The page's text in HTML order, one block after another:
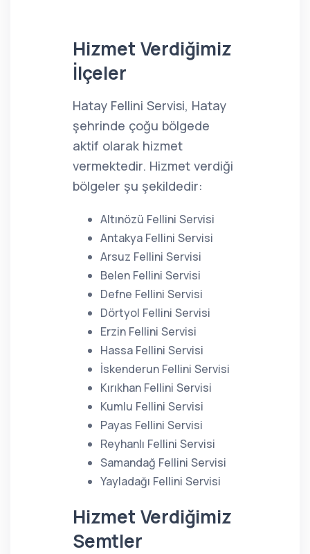
Hizmet Verdiğimiz
İlçeler
Hatay Fellini Servisi, Hatay
şehrinde çoğu bölgede
aktif olarak hizmet
vermektedir. Hizmet verdiği
bölgeler şu şekildedir:
Altınözü Fellini Servisi
Antakya Fellini Servisi
Arsuz Fellini Servisi
Belen Fellini Servisi
Defne Fellini Servisi
Dörtyol Fellini Servisi
Erzin Fellini Servisi
Hassa Fellini Servisi
İskenderun Fellini Servisi
Kırıkhan Fellini Servisi
Kumlu Fellini Servisi
Payas Fellini Servisi
Reyhanlı Fellini Servisi
Samandağ Fellini Servisi
Yayladağı Fellini Servisi
Hizmet Verdiğimiz
Semtler